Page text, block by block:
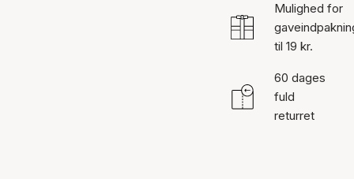
Mulighed for
til 19 kr.
60 dages
fuld
returret